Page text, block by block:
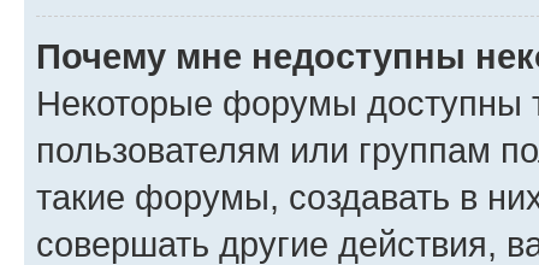
Почему мне недоступны
Некоторые форумы доступны
пользователям или группам
такие форумы, создавать в
совершать другие действия,